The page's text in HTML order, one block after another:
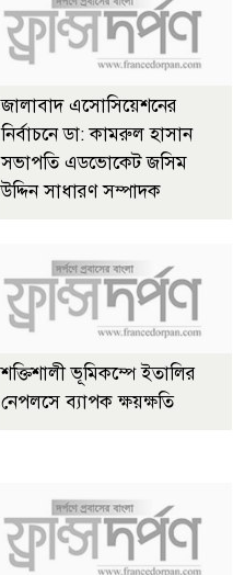
জালাবাদ এসোসিয়েশনের
নির্বাচনে ডা: কামরুল হাসান
সভাপতি এডভোকেট জসিম
উদ্দিন সাধারণ সম্পাদক
শক্তিশালী ভূমিকম্পে ইতালির
নেপলসে ব্যাপক ক্ষয়ক্ষতি